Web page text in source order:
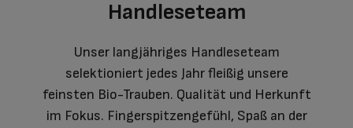
Handleseteam
Unser langjähriges Handleseteam
selektioniert jedes Jahr fleißig unsere
feinsten Bio-Trauben. Qualität und Herkunft
im Fokus. Fingerspitzengefühl, Spaß an der